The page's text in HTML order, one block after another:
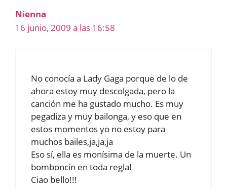
Nienna
16 junio, 2009 a las 16:58
No conocía a Lady Gaga porque de lo de
ahora estoy muy descolgada, pero la
canción me ha gustado mucho. Es muy
pegadiza y muy bailonga, y eso que en
estos momentos yo no estoy para
muchos bailes,ja,ja,ja
Eso sí, ella es monísima de la muerte. Un
bomboncín en toda regla!
Ciao bello!!!